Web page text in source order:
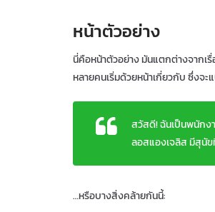
หน้าตัวอย่าง
นี่คือหน้าตัวอย่าง มันแตกต่างจากเ
หลายคนเริ่มด้วยหน้าเกี่ยวกับ ซึ่งจะ
สวัสดี! ฉันเป็นพนักง
ลอสแองเจลิส มีสุนั
…หรือบางสิ่งคล้ายกันนี้: